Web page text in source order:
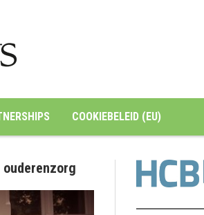
COOKIEBELEID (EU)